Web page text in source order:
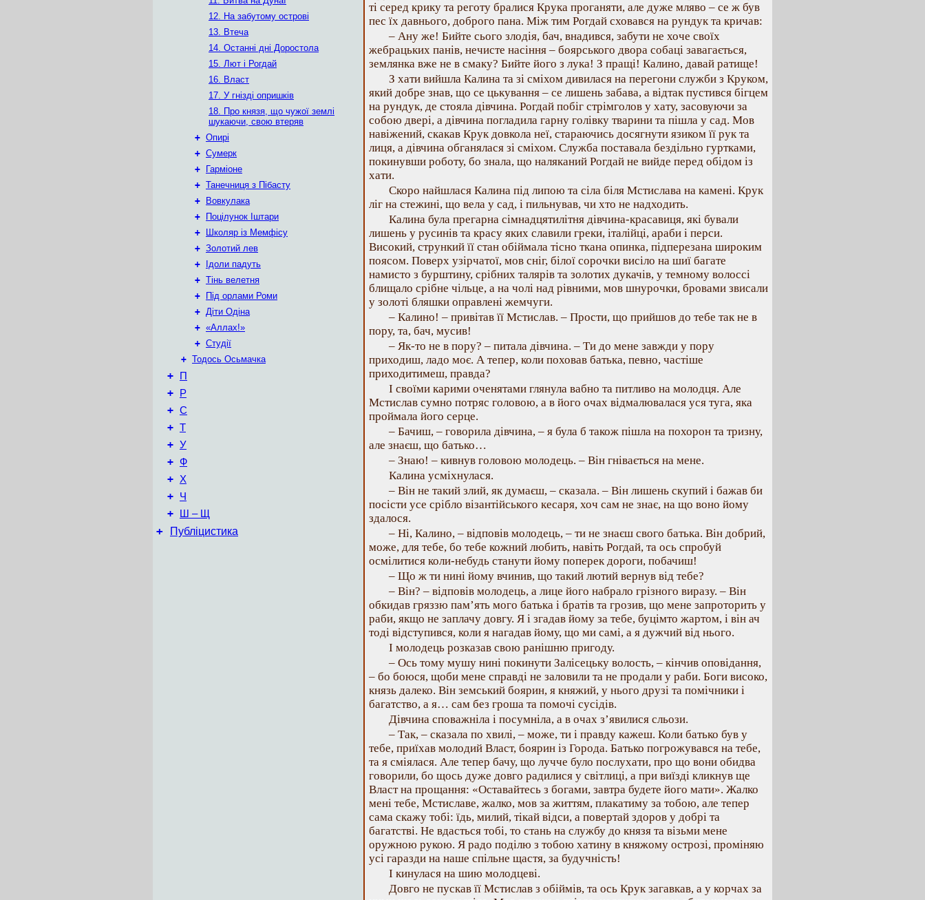
12. На забутому острові
13. Втеча
14. Останні дні Доростола
15. Лют і Рогдай
16. Власт
17. У гнізді опришків
18. Про князя, що чужої землі
шукаючи, свою втеряв
+ Опирі
+ Сумерк
+
Гарміоне
+ Танечниця з Пібасту
+
Вовкулака
+
Поцілунок Іштари
+
Школяр із Мемфісу
+ Золотий лев
+
Ідоли падуть
+ Тінь велетня
+
Під орлами Роми
+ Діти Одіна
+ «Аллах!»
+ Студії
+ Тодось Осьмачка
+ П
+ Р
+ С
+ Т
+ У
+ Ф
+ Х
+ Ч
+ Ш – Щ
+ Публіцистика
ті серед крику та реготу бралися Крука проганяти, але дуже мляво – се ж був
пес їх давнього, доброго пана. Між тим Рогдай сховався на рундук та кричав:
– Ану же! Бийте сього злодія, бач, внадився, забути не хоче своїх
жебрацьких панів, нечисте насіння – боярського двора собаці завагається,
землянка вже не в смаку? Бийте його з лука! З пращі! Калино, давай ратище!
З хати вийшла Калина та зі сміхом дивилася на перегони служби з Круком,
який добре знав, що се цькування – се лишень забава, а відтак пустився бігцем
на рундук, де стояла дівчина. Рогдай побіг стрімголов у хату, засовуючи за
собою двері, а дівчина погладила гарну голівку тварини та пішла у сад. Мов
навіжений, скакав Крук довкола неї, стараючись досягнути язиком її рук та
лиця, а дівчина обганялася зі сміхом. Служба поставала бездільно гуртками,
покинувши роботу, бо знала, що наляканий Рогдай не вийде перед обідом із
хати.
Скоро найшлася Калина під липою та сіла біля Мстислава на камені. Крук
ліг на стежині, що вела у сад, і пильнував, чи хто не надходить.
Калина була прегарна сімнадцятилітня дівчина-красавиця, які бували
лишень у русинів та красу яких славили греки, італійці, араби і перси.
Високий, стрункий її стан обіймала тісно ткана опинка, підперезана широким
поясом. Поверх узірчатої, мов сніг, білої сорочки висіло на шиї багате
намисто з бурштину, срібних талярів та золотих дукачів, у темному волоссі
блищало срібне чільце, а на чолі над рівними, мов шнурочки, бровами звисали
у золоті бляшки оправлені жемчуги.
– Калино! – привітав її Мстислав. – Прости, що прийшов до тебе так не в
пору, та, бач, мусив!
– Як-то не в пору? – питала дівчина. – Ти до мене завжди у пору
приходиш, ладо моє. А тепер, коли поховав батька, певно, частіше
приходитимеш, правда?
І своїми карими оченятами глянула вабно та питливо на молодця. Але
Мстислав сумно потряс головою, а в його очах відмалювалася уся туга, яка
проймала його серце.
– Бачиш, – говорила дівчина, – я була б також пішла на похорон та тризну,
але знаєш, що батько…
– Знаю! – кивнув головою молодець. – Він гнівається на мене.
Калина усміхнулася.
– Він не такий злий, як думаєш, – сказала. – Він лишень скупий і бажав би
посісти усе срібло візантійського кесаря, хоч сам не знає, на що воно йому
здалося.
– Ні, Калино, – відповів молодець, – ти не знаєш свого батька. Він добрий,
може, для тебе, бо тебе кожний любить, навіть Рогдай, та ось спробуй
осмілитися коли-небудь станути йому поперек дороги, побачиш!
– Що ж ти нині йому вчинив, що такий лютий вернув від тебе?
– Він? – відповів молодець, а лице його набрало грізного виразу. – Він
обкидав гряззю пам’ять мого батька і братів та грозив, що мене запроторить у
раби, якщо не заплачу довгу. Я і згадав йому за тебе, буцімто жартом, і він ач
тоді відступився, коли я нагадав йому, що ми самі, а я дужчий від нього.
І молодець розказав свою ранішню пригоду.
– Ось тому мушу нині покинути Залісецьку волость, – кінчив оповідання,
– бо боюся, щоби мене справді не заловили та не продали у раби. Боги високо,
князь далеко. Він земський боярин, я княжий, у нього друзі та помічники і
багатство, а я… сам без гроша та помочі сусідів.
Дівчина споважніла і посумніла, а в очах з’явилися сльози.
– Так, – сказала по хвилі, – може, ти і правду кажеш. Коли батько був у
тебе, приїхав молодий Власт, боярин із Города. Батько погрожувався на тебе,
та я сміялася. Але тепер бачу, що лучче було послухати, про що вони обидва
говорили, бо щось дуже довго радилися у світлиці, а при виїзді кликнув ще
Власт на прощання: «Оставайтесь з богами, завтра будете його мати». Жалко
мені тебе, Мстиславе, жалко, мов за життям, плакатиму за тобою, але тепер
сама скажу тобі: їдь, милий, тікай відси, а повертай здоров у добрі та
багатстві. Не вдасться тобі, то стань на службу до князя та візьми мене
оружною рукою. Я радо поділю з тобою хатину в княжому острозі, проміняю
усі гаразди на наше спільне щастя, за будучність!
І кинулася на шию молодцеві.
Довго не пускав її Мстислав з обіймів, та ось Крук загавкав, а у корчах за